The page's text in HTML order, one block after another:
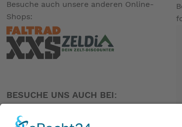
Besuche auch unsere anderen Online-
Shops:
BESUCHE UNS AUCH BEI: